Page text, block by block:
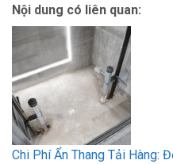
Nội dung có liên quan:
Chi Phí Ẩn Thang Tải Hàng: